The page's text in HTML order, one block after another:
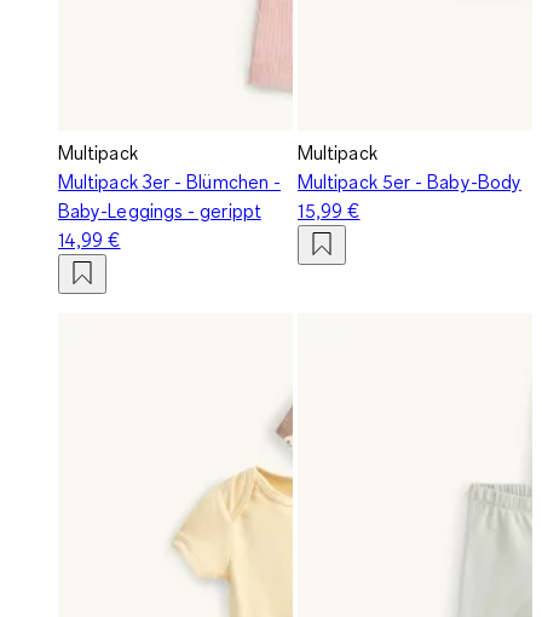
Multipack
Multipack 3er - Blümchen -
Baby-Leggings - gerippt
14,99 €
Multipack
Multipack 5er - Baby-Body
15,99 €